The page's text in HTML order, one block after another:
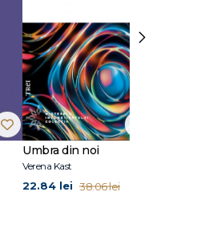
Umbra din noi
Verena Kast
22.84 lei 38.06 lei
›